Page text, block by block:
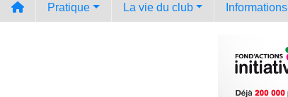
Pratique La vie du club Informations